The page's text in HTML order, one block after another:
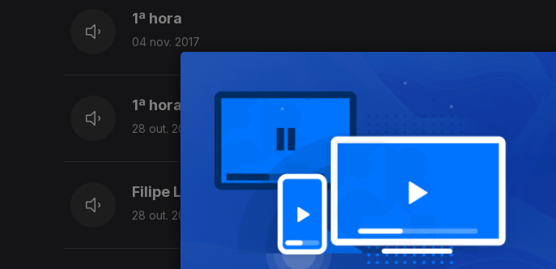
1ª hora
04 nov. 2017
1ª hora
28 out. 2017
Filipe Luís
28 out. 2017